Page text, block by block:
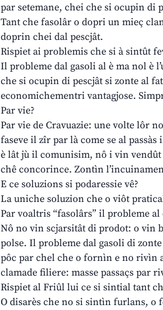
par setemane, chei che si ocupin di
Tant che fasolâr o dopri un mieç
doprin chei dal pescjât.
Rispiet ai problemis che si à sintût
Il probleme dal gasoli al è ma nol è
che si ocupin di pescjât si zonte al
economichementri vantagjose.
Par vie?
Par vie de Cravuazie: une volte lôr
faseve il zîr par là come se al
è lât jù il comunisim, nô i vin
chê concorince. Zontìn
E ce soluzions si podaressie vê?
La uniche soluzion che o viôt
Par voaltris “fasolârs” il probleme
Nô no vin scjarsitât di prodot: o vin
polse. Il probleme dal gasoli di
pôc par chel che o fornìn e no rivìn
clamade filiere: masse passaçs par
Rispiet al Friûl lui ce si sintial tant
O disarès che no si sintìn furlans, o